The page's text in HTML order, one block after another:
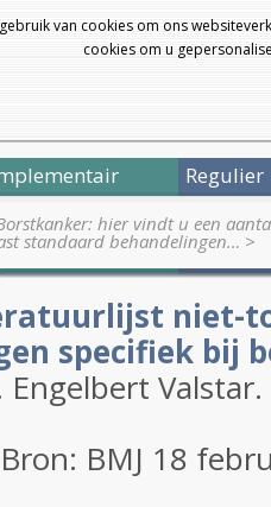
van cookies om ons
cookies om u
Regulier
hier vindt u een
standaard behandelingen… >
niet-
specifiek bij
Valstar.
BMJ 18